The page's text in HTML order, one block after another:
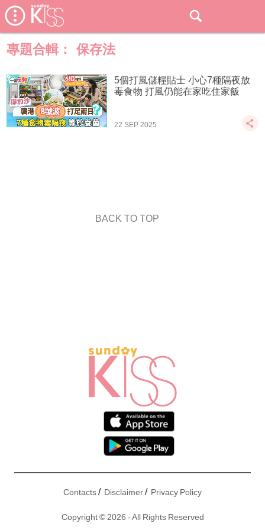
專題合輯： 保存法
5個打風儲糧貼士 小心7種隔夜放
毒食物 打風仍能在家吃住家飯
22 SEP 2025
BACK TO TOP
Contacts/ Disclaimer/ Privacy Policy
Copyright © 2026 - All Rights Reserved